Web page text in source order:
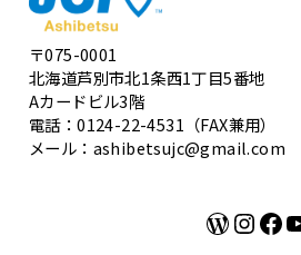
〒075-0001
北海道芦別市北1条西1丁目5番地
Aカードビル3階
電話：0124-22-4531（FAX兼用）
メール：ashibetsujc@gmail.com